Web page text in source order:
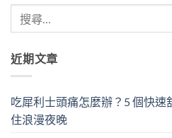
近期文章
吃犀利士頭痛怎麼辦？5 個快
住浪漫夜晚